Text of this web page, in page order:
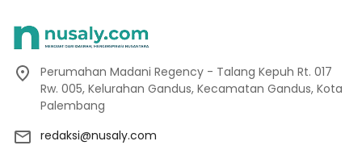
Perumahan Madani Regency - Talang Kepuh Rt. 017
Rw. 005, Kelurahan Gandus, Kecamatan Gandus, Kota
Palembang
redaksi@nusaly.com